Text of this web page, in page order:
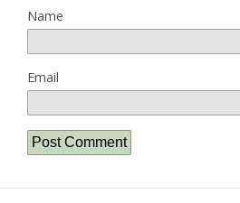
Name
Email